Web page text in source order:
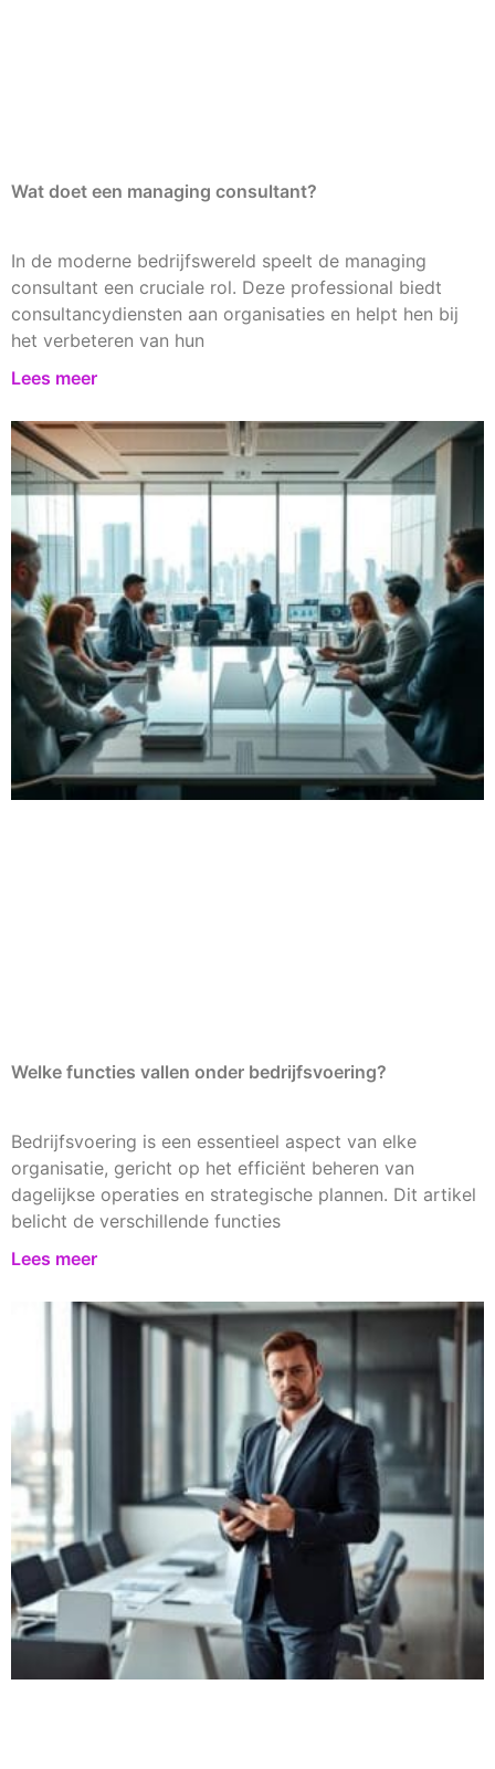
Wat doet een managing consultant?
In de moderne bedrijfswereld speelt de managing
consultant een cruciale rol. Deze professional biedt
consultancydiensten aan organisaties en helpt hen bij
het verbeteren van hun
Lees meer
Welke functies vallen onder bedrijfsvoering?
Bedrijfsvoering is een essentieel aspect van elke
organisatie, gericht op het efficiënt beheren van
dagelijkse operaties en strategische plannen. Dit artikel
belicht de verschillende functies
Lees meer